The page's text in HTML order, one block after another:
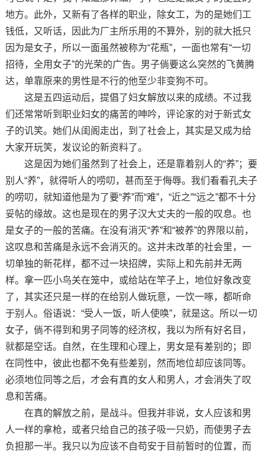
地方。此外，又新有了各样的职业，除女工，为的是她们工
钱低，又听话，因此为厂主所乐用的不算外，别的就大抵只
因为是女子，所以一面虽然被称为“花瓶”，一面也常有“一切
招待，全用女子”的光荣的广告。男子倘要这么突然的飞黄腾
达，单靠原来的男性是不行的他至少非变狗不可。
这是五四运动后，提倡了妇女解放以来的成绩。不过我
们还常常听到职业妇女的痛苦的呻吟，评论家的对于新式女
子的讥笑。她们从闺阁走出，到了社会上，其实是又成为给
大家开玩笑，发议论的新资料了。
这是因为她们虽然到了社会上，还是靠着别人的“养”；要
别人“养”，就得听人的唠叨，甚而至于侮辱。我们看看孔夫子
的唠叨，就知道他是为了要“养”而“难”，“近之”“远之”都不十分
妥帖的缘故。这也是现在的男子汉大丈夫的一般的叹息。也
是女子的一般的苦痛。在没有消灭“养”和“被养”的界限以前，
这叹息和苦痛是永远不会消灭的。这并未改革的社会里，一
切单独的新花样，都不过一块招牌，实际上和先前并无两
样。拿一匹小鸟关在笼中，或给站在竿子上，地位好象改变
了，其实还只是一样的在给别人做玩意，一饮一啄，都听命
于别人。俗语说：“受人一饭，听人使唤”，就是这。所以一切
女子，倘不得到和男子同等的经济权，我以为所有好名目，
就都是空话。自然，在生理和心理上，男女是有差别的；即
在同性中，彼此也都不免有些差别，然而地位却应该同等。
必须地位同等之后，才会有真的女人和男人，才会消失了叹
息和苦痛。
在真的解放之前，是战斗。但我并非说，女人应该和男
人一样的拿枪，或者只给自己的孩子吸一只奶，而使男子去
负担那一半。我只以为应该不自苟安于目前暂时的位置，而